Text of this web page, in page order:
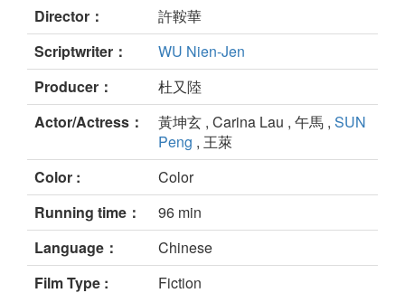
Director：
許鞍華
Scriptwriter：
WU Nien-Jen
Producer：
杜又陸
Actor/Actress：
黃坤玄 , Carina Lau , 午馬 , SUN
Peng , 王萊
Color :
Color
Running time：
96 min
Language：
Chinese
Film Type :
Fiction